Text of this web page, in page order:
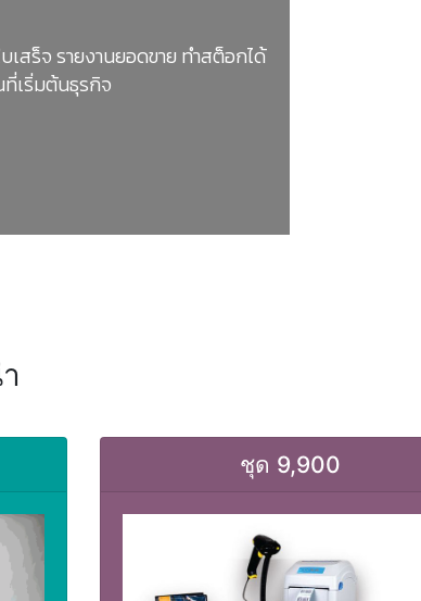
จากเครื่องชั่งน้ำหนัก คิดราคาตามน้ำหนักสินค้าและตัดส
น้ำหนักสืนค้าได้
ชุด 9,900